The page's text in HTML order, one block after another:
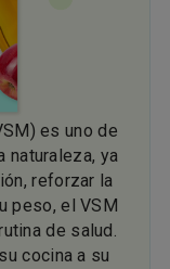
es uno de
naturaleza, ya
reforzar la
peso, el VSM
de salud.
cocina a su